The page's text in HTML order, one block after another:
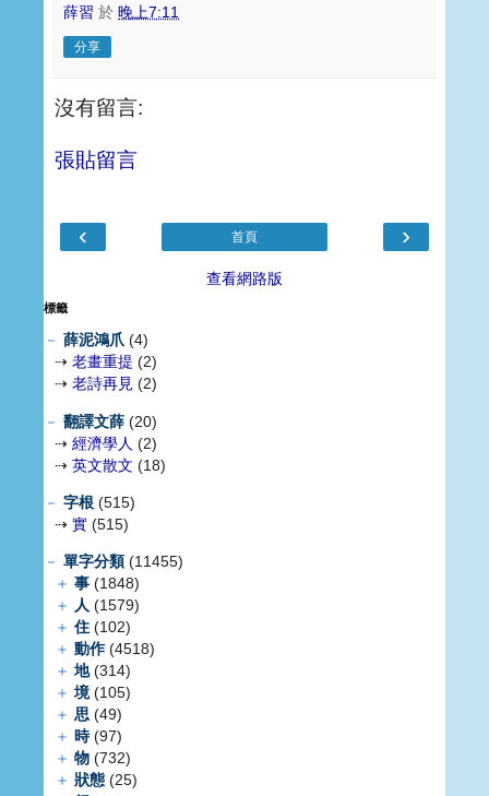
薛習 於 晚上7:11
分享
沒有留言:
張貼留言
‹ ›
首頁
查看網路版
標籤
－ 薛泥鴻爪 (4)
⇢ 老畫重提 (2)
⇢ 老詩再見 (2)
－ 翻譯文薛 (20)
⇢ 經濟學人 (2)
⇢ 英文散文 (18)
－ 字根 (515)
⇢ 實 (515)
－ 單字分類(11455)
＋ 事 (1848)
＋ 人 (1579)
＋ 住 (102)
＋ 動作(4518)
＋ 地(314)
＋ 境(105)
＋ 思 (49)
＋ 時(97)
＋ 物 (732)
＋ 狀態 (25)